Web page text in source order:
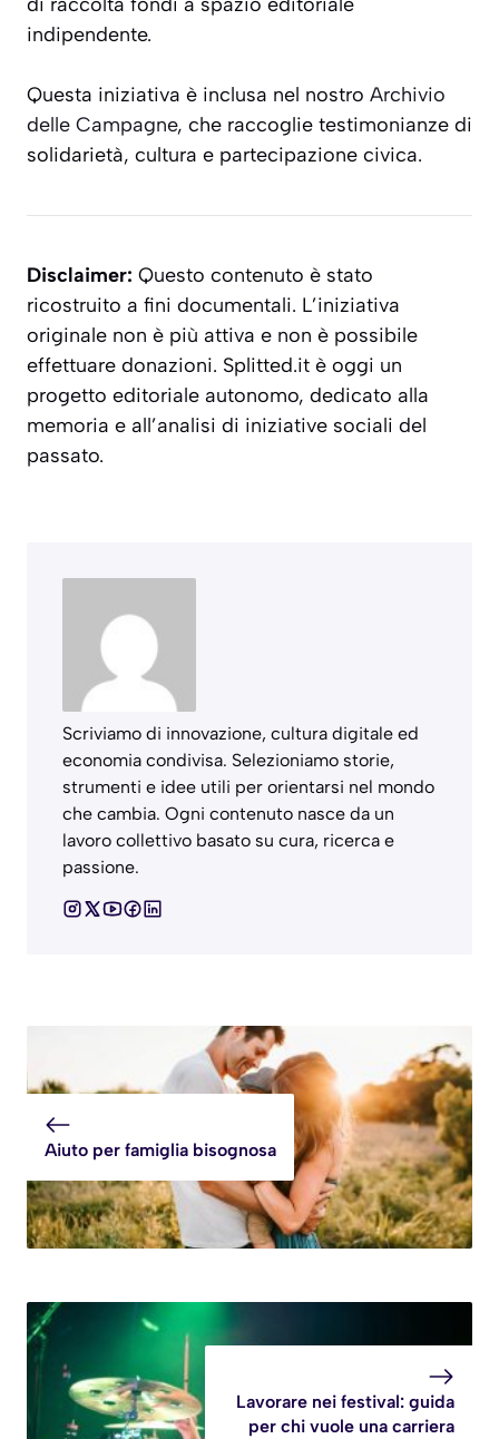
indipendente.
Questa iniziativa è inclusa nel nostro Archivio
delle Campagne, che raccoglie testimonianze di
solidarietà, cultura e partecipazione civica.
Disclaimer: Questo contenuto è stato
ricostruito a fini documentali. L’iniziativa
originale non è più attiva e non è possibile
effettuare donazioni. Splitted.it è oggi un
progetto editoriale autonomo, dedicato alla
memoria e all’analisi di iniziative sociali del
passato.
Scriviamo di innovazione, cultura digitale ed
economia condivisa. Selezioniamo storie,
strumenti e idee utili per orientarsi nel mondo
che cambia. Ogni contenuto nasce da un
lavoro collettivo basato su cura, ricerca e
passione.
Aiuto per famiglia bisognosa
Lavorare nei festival: guida
per chi vuole una carriera